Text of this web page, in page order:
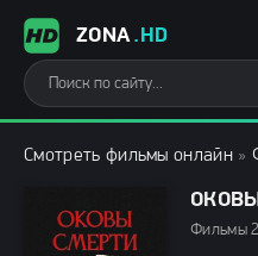
ZONA.HD
Смотреть фильмы онлайн »